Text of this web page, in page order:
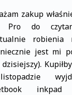
zakup
Pro do
robienia
jest mi